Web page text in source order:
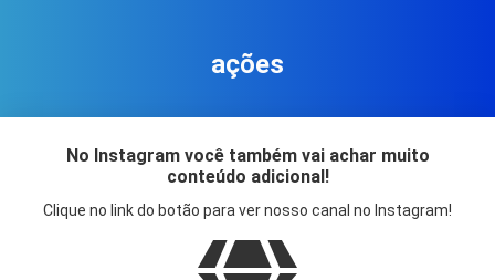
ações
No Instagram você também vai achar muito
conteúdo adicional!
Clique no link do botão para ver nosso canal no Instagram!